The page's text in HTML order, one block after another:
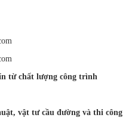
từ chất lượng công trình
vật tư cầu đường và thi công